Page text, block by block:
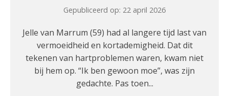
Gepubliceerd op: 22 april 2026
Jelle van Marrum (59) had al langere tijd last van
vermoeidheid en kortademigheid. Dat dit
tekenen van hartproblemen waren, kwam niet
bij hem op. “Ik ben gewoon moe”, was zijn
gedachte. Pas toen...